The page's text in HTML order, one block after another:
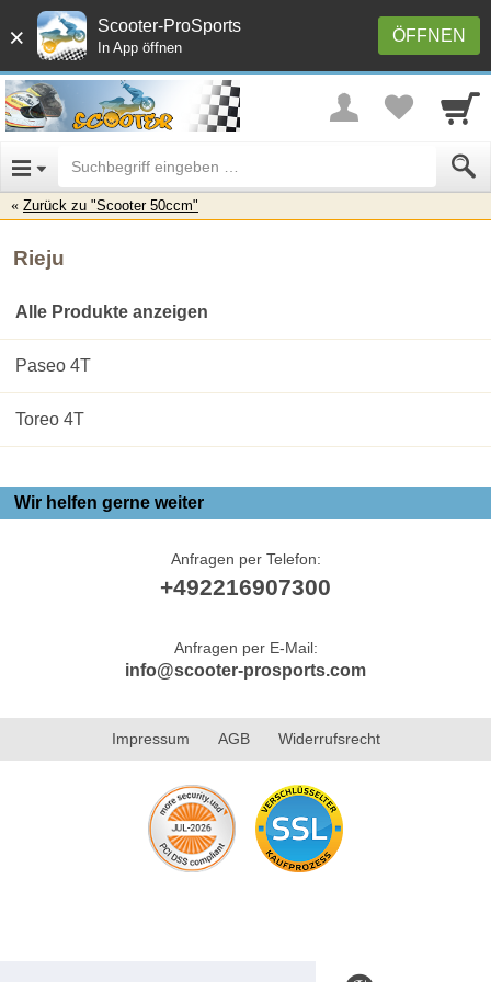
× ÖFFNEN
Scooter-ProSports
In App öffnen
Zurück zu "Scooter 50ccm"
Rieju
Alle Produkte anzeigen
Paseo 4T
Toreo 4T
Wir helfen gerne weiter
Anfragen per Telefon:
+492216907300
Anfragen per E-Mail:
info@scooter-prosports.com
Impressum AGB Widerrufsrecht